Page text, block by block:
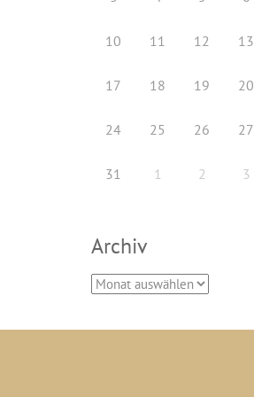
10 11 12 13
17 18 19 20
24 25 26 27
31 1 2 3
Archiv